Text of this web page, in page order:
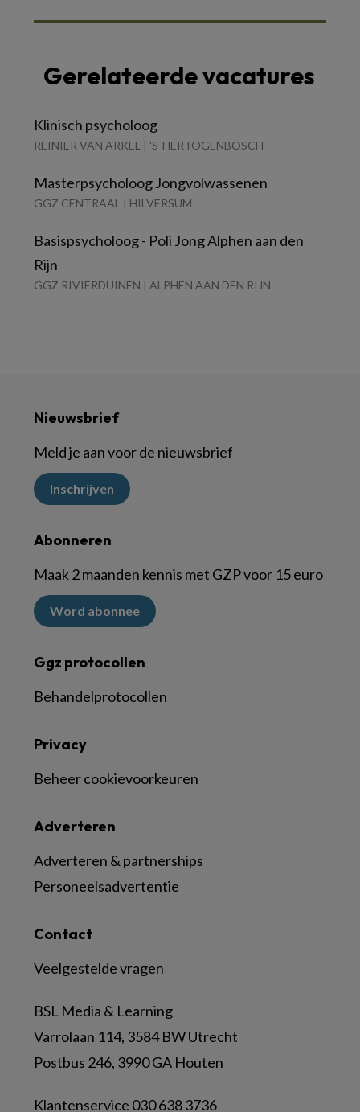
Gerelateerde vacatures
Klinisch psycholoog
REINIER VAN ARKEL | 'S-HERTOGENBOSCH
Masterpsycholoog Jongvolwassenen
GGZ CENTRAAL | HILVERSUM
Basispsycholoog - Poli Jong Alphen aan den
Rijn
GGZ RIVIERDUINEN | ALPHEN AAN DEN RIJN
Nieuwsbrief
Meld je aan voor de nieuwsbrief
Inschrijven
Abonneren
Maak 2 maanden kennis met GZP voor 15 euro
Word abonnee
Ggz protocollen
Behandelprotocollen
Contact
Veelgestelde vragen
BSL Media & Learning
Varrolaan 114, 3584 BW Utrecht
Postbus 246, 3990 GA Houten
Klantenservice 030 638 3736
Adverteren
Adverteren & partnerships
Personeelsadvertentie
Privacy
Beheer cookievoorkeuren